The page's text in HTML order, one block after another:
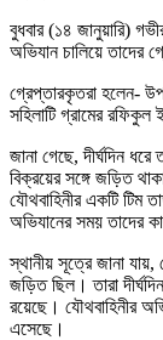
বুধবার (১৪ জানুয়ারি)
অভিযান চালিয়ে তাদের
গ্রেপ্তারকৃতরা হলেন-
সহিলাটি গ্রামের
জানা গেছে, দীর্ঘদিন
বিক্রয়ের সঙ্গে জড়িত
যৌথবাহিনীর একটি টিম
অভিযানের সময় তাদের
স্থানীয় সূত্রে জানা যায়,
জড়িত ছিল। তারা
রয়েছে। যৌথবাহিনীর
এসেছে।